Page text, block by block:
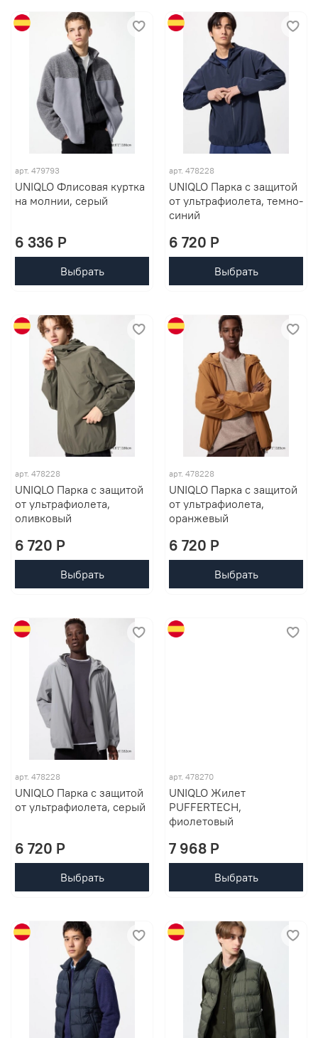
арт. 479793
UNIQLO Флисовая куртка
на молнии, серый
6 336 P
Выбрать
арт. 478228
UNIQLO Парка с защитой
от ультрафиолета, темно-
синий
6 720 P
Выбрать
арт. 478228
UNIQLO Парка с защитой
от ультрафиолета,
оливковый
6 720 P
Выбрать
арт. 478228
UNIQLO Парка с защитой
от ультрафиолета,
оранжевый
6 720 P
Выбрать
арт. 478228
UNIQLO Парка с защитой
от ультрафиолета, серый
6 720 P
Выбрать
арт. 478270
UNIQLO Жилет
PUFFERTECH,
фиолетовый
7 968 P
Выбрать